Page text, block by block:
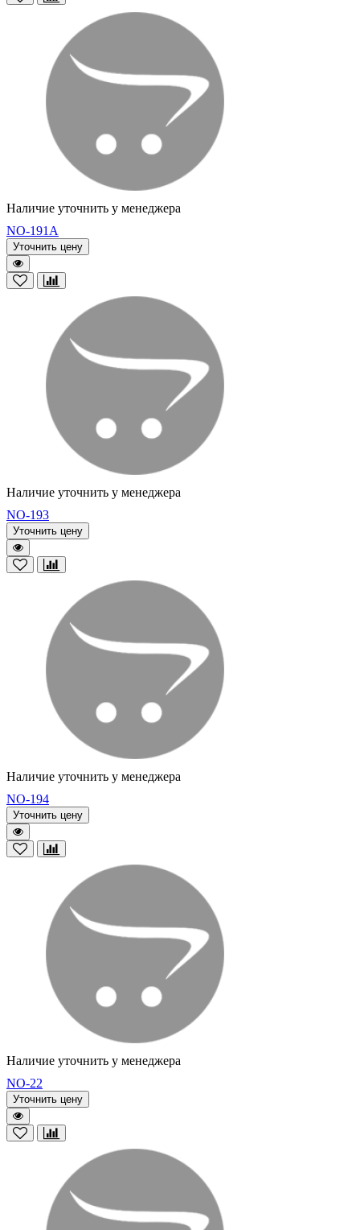
Наличие уточнить у менеджера
NO-191A
Уточнить цену
Наличие уточнить у менеджера
NO-193
Уточнить цену
Наличие уточнить у менеджера
NO-194
Уточнить цену
Наличие уточнить у менеджера
NO-22
Уточнить цену